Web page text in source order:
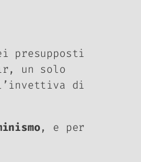
presupposti
un solo
di
, e per